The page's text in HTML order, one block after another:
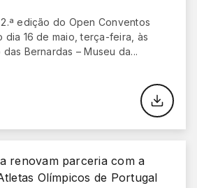
edição do Open Conventos
16 de maio, terça-feira, às
Bernardas – Museu da...
renovam parceria com a
Olímpicos de Portugal